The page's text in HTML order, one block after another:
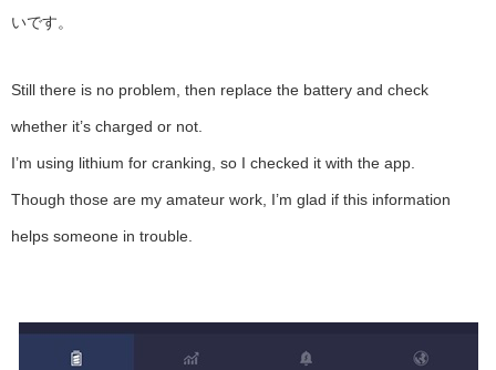
いです。
Still there is no problem, then replace the battery and check
whether it’s charged or not.
I’m using lithium for cranking, so I checked it with the app.
Though those are my amateur work, I’m glad if this information
helps someone in trouble.